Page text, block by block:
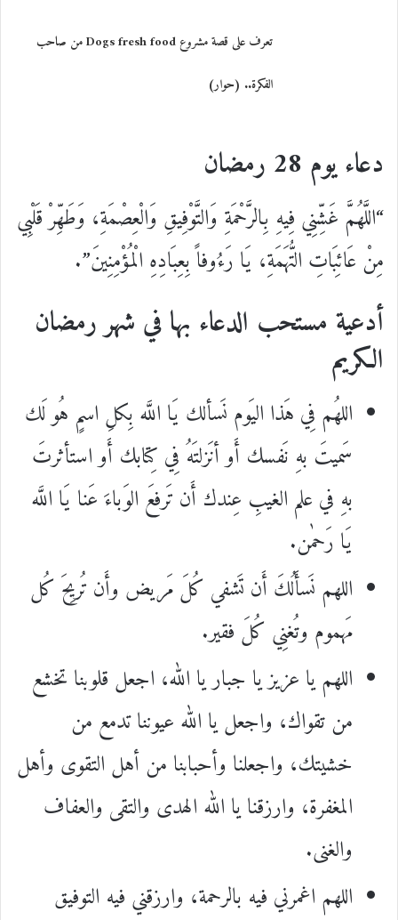
تعرف على قصة مشروع Dogs fresh food من صاحب
الفكرة.. (حوار)
دعاء يوم 28 رمضان
“اللَّهُمَّ غَشِّنِي فِيهِ بِالرَّحْمَةِ وَالتَّوْفِيقِ وَالْعِصْمَةِ، وَطَهِّرْ قَلْبِي
مِنْ عَائِبَاتِ التُّهَمَةِ، يَا رَءُوفاً بِعِبَادِهِ الْمُؤْمِنِينَ”.
أدعية مستحب الدعاء بها في شهر رمضان
الكريم
اللهُم فِي هَذا اليَوم نَسألك يَا اللَّه بِكلِ اسمٍ هُو لَك
سَميتَ بهِ نَفسك أَو أنَزلتَهُ فِي كِتابك أَو استأثرتَ
بهِ في علم الغيبِ عِندك أَن تَرفعَ الوَباءَ عَنا يَا اللَّه
يَا رَحمٰن.
اللهم نَسأَلُكَ أَن تَشفي كُلَ مَريض وأَن تُريِحَ كُل
مَهموم وتُغنِي كُلَ فقير.
اللهم يا عزيز يا جبار يا الله، اجعل قلوبنا تخشع
من تقواك، واجعل يا الله عيوننا تدمع من
خشيتك، واجعلنا وأحبابنا من أهل التقوى وأهل
المغفرة، وارزقنا يا الله الهدى والتقى والعفاف
والغنى.
اللهم اغمرني فيه بالرحمة، وارزقني فيه التوفيق